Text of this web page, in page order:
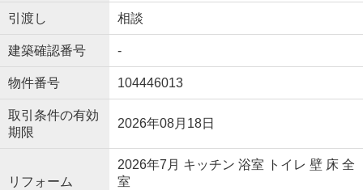
引渡し 相談
建築確認番号 -
物件番号 104446013
取引条件の有効
期限
2026年08月18日
リフォーム
2026年7月 キッチン 浴室 トイレ 壁 床 全
室